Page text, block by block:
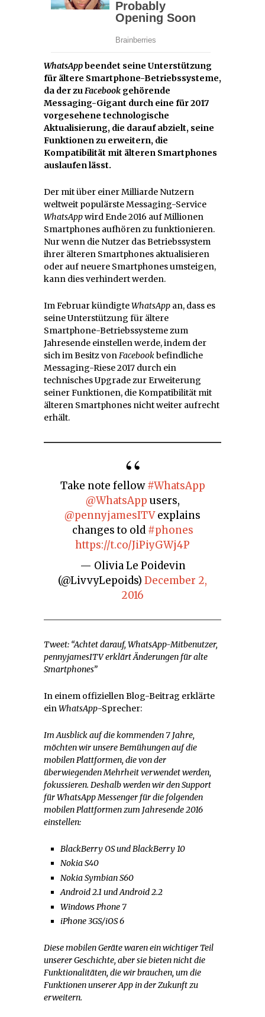
WhatsAppbeendet seine Unterstützung
für ältere Smartphone-Betriebssysteme,
da der zuFacebook gehörende
Messaging-Gigant durch eine für 2017
vorgesehene technologische
Aktualisierung, die darauf abzielt, seine
Funktionen zu erweitern, die
Kompatibilität mit älteren Smartphones
auslaufen lässt.
Der mit über einer Milliarde Nutzern
weltweit populärste Messaging-Service
WhatsAppwird Ende 2016 auf Millionen
Smartphones aufhören zu funktionieren.
Nur wenn die Nutzer das Betriebssystem
ihrer älteren Smartphones aktualisieren
oder auf neuere Smartphones umsteigen,
kann dies verhindert werden.
Im Februar kündigteWhatsApp an, dass es
seine Unterstützung für ältere
Smartphone-Betriebssysteme zum
Jahresende einstellen werde, indem der
sich im Besitz vonFacebookbefindliche
Messaging-Riese 2017 durch ein
technisches Upgrade zur Erweiterung
seiner Funktionen, die Kompatibilität mit
älteren Smartphones nicht weiter aufrecht
erhält.
Take note fellow#WhatsApp
@WhatsApp users,
@pennyjamesITVexplains
changes to old #phones
https://t.co/JiPiyGWj4P
— Olivia Le Poidevin
(@LivvyLepoids) December 2,
2016
Tweet: “Achtet darauf, WhatsApp-Mitbenutzer,
pennyjamesITV erklärt Änderungen für alte
Smartphones”
In einem offiziellen Blog-Beitrag erklärte
einWhatsApp-Sprecher:
Im Ausblick auf die kommenden 7 Jahre,
möchten wir unsere Bemühungen auf die
mobilen Plattformen, die von der
überwiegenden Mehrheit verwendet werden,
fokussieren. Deshalb werden wir den Support
für WhatsApp Messenger für die folgenden
mobilen Plattformen zum Jahresende 2016
einstellen:
BlackBerry OS und BlackBerry 10
Nokia S40
Nokia Symbian S60
Android 2.1 und Android 2.2
Windows Phone 7
iPhone 3GS/iOS 6
Diese mobilen Geräte waren ein wichtiger Teil
unserer Geschichte, aber sie bieten nicht die
Funktionalitäten, die wir brauchen, um die
Funktionen unserer App in der Zukunft zu
erweitern.